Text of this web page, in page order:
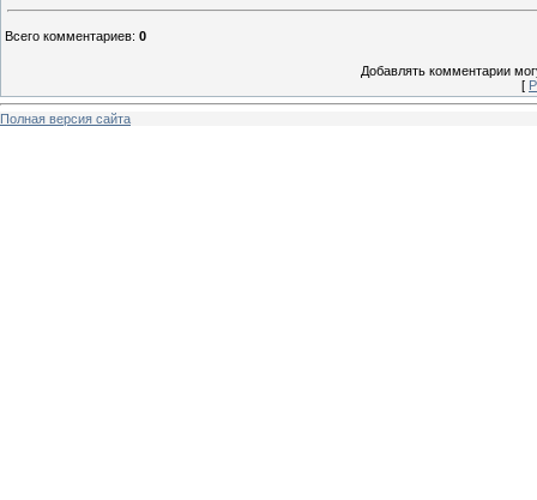
Всего комментариев: 0
Добавлять комментарии
[
Полная версия сайта